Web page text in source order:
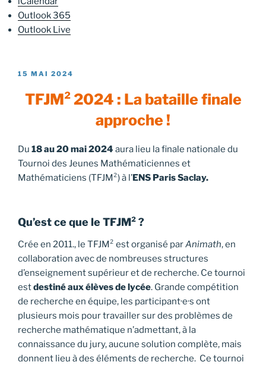
Outlook 365
Outlook Live
PUBLIÉ
15 MAI 2024
TFJM² 2024 : La bataille finale
approche !
Du 18 au 20 mai 2024 aura lieu la finale nationale du
Tournoi des Jeunes Mathématiciennes et
Mathématiciens (TFJM²) à l’ENS Paris Saclay.
Qu’est ce que le TFJM² ?
Crée en 2011., le TFJM² est organisé parAnimath, en
collaboration avec de nombreuses structures
d’enseignement supérieur et de recherche. Ce tournoi
estdestiné aux élèves de lycée. Grande compétition
de recherche en équipe, les participant·e·s ont
plusieurs mois pour travailler sur des problèmes de
recherche mathématique n’admettant, à la
connaissance du jury, aucune solution complète, mais
donnent lieu à des éléments de recherche. Ce tournoi